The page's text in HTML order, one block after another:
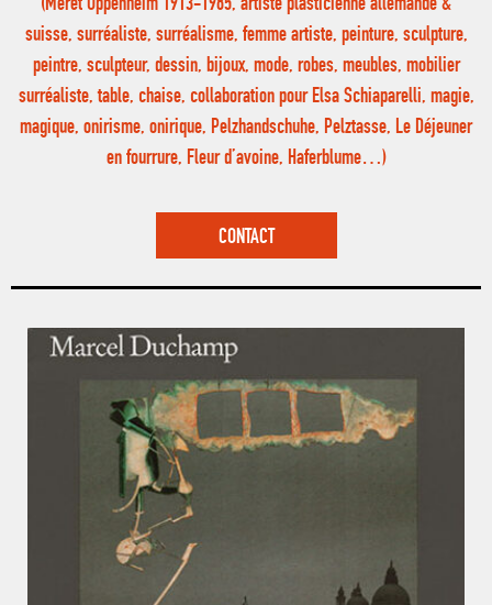
(Meret Oppenheim 1913-1985, artiste plasticienne allemande &
suisse, surréaliste, surréalisme, femme artiste, peinture, sculpture,
peintre, sculpteur, dessin, bijoux, mode, robes, meubles, mobilier
surréaliste, table, chaise, collaboration pour Elsa Schiaparelli, magie,
magique, onirisme, onirique, Pelzhandschuhe, Pelztasse, Le Déjeuner
en fourrure, Fleur d’avoine, Haferblume…)
CONTACT